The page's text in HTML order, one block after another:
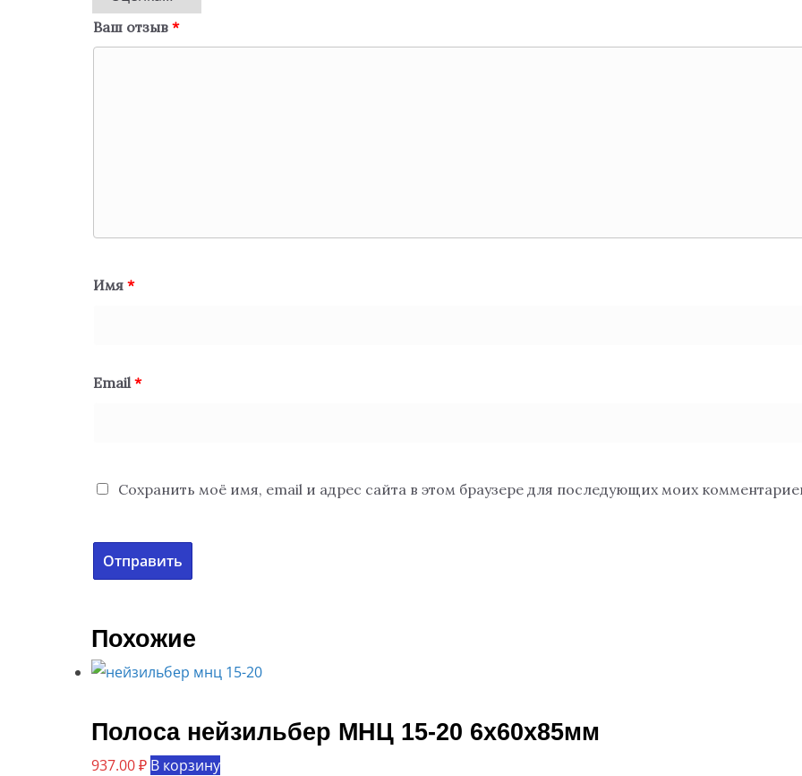
Ваш отзыв *
Имя *
Email*
Сохранить моё имя, email и адрес сайта в этом браузере для последующих моих
Похожие
Полоса нейзильбер МНЦ 15-20 6х60х85мм
937.00₽ В корзину